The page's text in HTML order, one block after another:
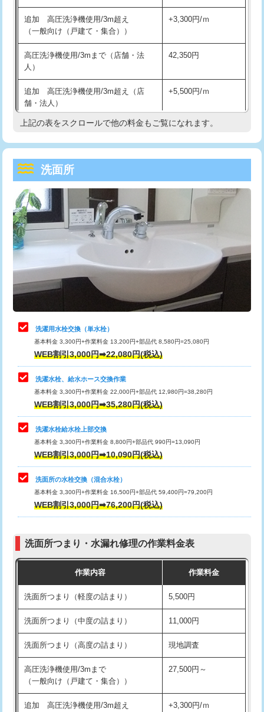
マス交換（深さ50㎝以上） 66,000円
コンクリート斫り（厚さ10㎝まで） 27,500円
コンクリート斫り（厚さ10㎝超え）
モルタル補修（厚さ10㎝まで）
モルタル補修（厚さ10㎝超え） 38,500円
洗面台設置 38,500円
追加人工
廃棄・処分 現場見積
※給水管工事は20mmまでの価格です。
持込商品取付（混合水栓） 16,500円
給水管工事※（ホール加工)
給水管工事※（バンド止め) 3,300円
給水管工事※（支持金具設置) 5,500円
給水管工事※（保温材使用（バンド止
め込み）)
5,500円
給水管工事※（土の掘削・埋め戻し作
業)
11,000円
給水管工事※（塩ビ管（VP・HI）使
用/3ｍまで)
33,000円
給水管工事※（塩ビ管（VP・HI）使
用（追加）/3ｍ超え)
給水管工事※（ライニング鋼管・銅
管・ポリ管・HT管使用/3ｍまで)
44,000円
給水管工事※（ライニング鋼管・銅
管・ポリ管・HT管使用/3ｍ超え)
排水管工事（土の掘削・埋め戻し作
業）
排水管工事（排水管工事/3ｍまで） 55,000円
排水管工事（追加 排水管工事/3ｍ超
え）
マス交換（土の掘削・埋め戻し作業）
マス交換（深さ50㎝未満）
マス交換（深さ50㎝以上）
モルタル補修（厚さ10㎝まで） 27,500円
モルタル補修（厚さ10㎝超え） 38,500円
洗面台設置 38,500円
バスタブ設置 現場見積
追加人工 16,500円
廃棄・処分
追加 高圧洗浄機使用/3m超え
（一般向け（戸建て・集合））
+3,300円/ｍ
高圧洗浄機使用/3mまで（店舗・法
人）
42,350円
追加 高圧洗浄機使用/3m超え（店
舗・法人）
+5,500円/ｍ
高度高圧洗浄換 現地調査
トーラー機使用/3mまで
追加トーラー機使用/3m超え +3,300円
カメラ調査 33,000円
桝清掃
止水・漏水調査・防水処理・清掃・修
理・調整・分解・加工など（軽作業）
11,000円
止水・漏水調査・防水処理・清掃・修
理・調整・分解・加工など（中作業）
22,000円
止水・漏水調査・防水処理・清掃・修
理・調整・分解・加工など（重作業）
33,000円
キッチンタンク脱着
その他部品の脱着
交換・取付（タンク）
交換・取付(単水栓（壁付・デッキ
式）)
交換・取付(混合水栓（壁付・デッキ
式・ワンホール）)
16,500円+材料費
（P/S/ポップアップ））
交換・取付（その他部品） 11,000円+材料費
持込商品取付（単水栓） 13,200円
持込商品取付（混合水栓） 16,500円
持込商品取付（浄水器・分岐水栓） 16,500円
給水管工事※（ホール加工) 16,500円
給水管工事※（バンド止め)
給水管工事※（支持金具設置) 5,500円
上記の表をスクロールで他の料金もご覧になれます。
洗面所
洗濯用水栓交換（単水栓）
基本料金 3,300円+作業料金 13,200円+部品代 8,580円=25,080円
WEB割引3,000円➡22,080円(税込)
洗濯水栓、給水ホース交換作業
基本料金 3,300円+作業料金 22,000円+部品代 12,980円=38,280円
WEB割引3,000円➡35,280円(税込)
洗濯水栓給水栓上部交換
基本料金 3,300円+作業料金 8,800円+部品代 990円=13,090円
WEB割引3,000円➡10,090円(税込)
洗面所の水栓交換（混合水栓）
基本料金 3,300円+作業料金 16,500円+部品代 59,400円=79,200円
WEB割引3,000円➡76,200円(税込)
洗面所つまり・水漏れ修理の作業料金表
作業内容 作業料金
洗面所つまり（軽度の詰まり） 5,500円
洗面所つまり（中度の詰まり） 11,000円
洗面所つまり（高度の詰まり） 現地調査
高圧洗浄機使用/3mまで
（一般向け（戸建て・集合））
27,500円～
追加 高圧洗浄機使用/3m超え
+3,300円/ｍ